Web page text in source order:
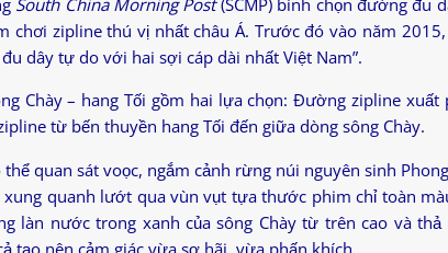
South China Morning Post(SCMP) bình chọn đường đu
chơi zipline thú vị nhất châu Á. Trước đó vào năm
dây tự do với hai sợi cáp dài nhất Việt Nam”.
Chày – hang Tối gồm hai lựa chọn: Đường zipline
từ bến thuyền hang Tối đến giữa dòng sông Chày.
quan sát voọc, ngắm cảnh rừng núi nguyên sinh
quanh lướt qua vùn vụt tựa thước phim chỉ toàn
làn nước trong xanh của sông Chày từ trên cao và
tạo nên cảm giác vừa sợ hãi, vừa phấn khích.